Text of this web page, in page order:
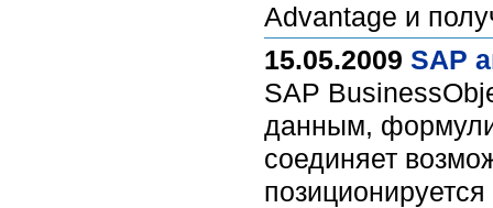
Advantage и
15.05.2009 SAP
SAP
данным,
соединяет